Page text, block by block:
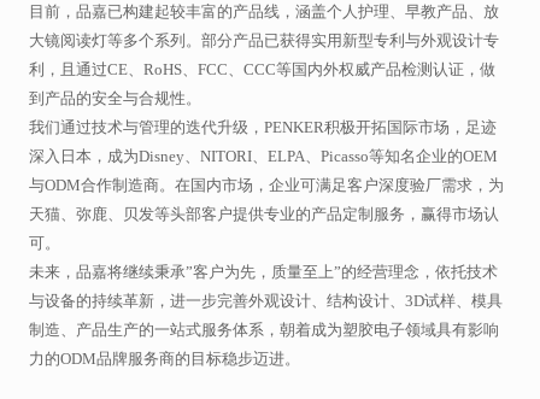
目前，品嘉已构建起较丰富的产品线，涵盖个人护理、早教产品、放
大镜阅读灯等多个系列。部分产品已获得实用新型专利与外观设计专
利，且通过CE、RoHS、FCC、CCC等国内外权威产品检测认证，做
到产品的安全与合规性。
我们通过技术与管理的迭代升级，PENKER积极开拓国际市场，足迹
深入日本，成为Disney、NITORI、ELPA、Picasso等知名企业的OEM
与ODM合作制造商。在国内市场，企业可满足客户深度验厂需求，为
天猫、弥鹿、贝发等头部客户提供专业的产品定制服务，赢得市场认
可。
未来，品嘉将继续秉承”客户为先，质量至上”的经营理念，依托技术
与设备的持续革新，进一步完善外观设计、结构设计、3D试样、模具
制造、产品生产的一站式服务体系，朝着成为塑胶电子领域具有影响
力的ODM品牌服务商的目标稳步迈进。